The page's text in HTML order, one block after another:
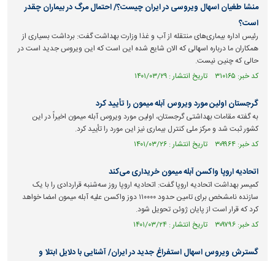
منشا طغیان اسهال ویروسی در ایران چیست؟/ احتمال مرگ در بیماران چقدر
است؟
رئیس اداره بیماری‌های منتقله از آب و غذا وزارت بهداشت گفت: برداشت بسیاری از
همکاران ما درباره اسهالی که الان شایع شده این است که این ویروس جدید است در
حالی که چنین نیست.
کد خبر: ۳۱۰۱۶۵ تاریخ انتشار : ۱۴۰۱/۰۳/۲۹
گرجستان اولین مورد ویروس آبله میمون را تأیید کرد
به گفته مقامات بهداشتی گرجستان، اولین مورد ویروس آبله میمون اخیراً در این
کشور ثبت شد و مرکز ملی کنترل بیماری نیز این مورد را تأیید کرد.
کد خبر: ۳۰۹۹۶۴ تاریخ انتشار : ۱۴۰۱/۰۳/۲۶
اتحادیه اروپا واکسن آبله میمون خریداری می‌کند
کمیسر بهداشت اتحادیه اروپا گفت: اتحادیه اروپا روز سه‌شنبه قراردادی را با یک
سازنده نامشخص برای تامین حدود ۱۱۰۰۰۰ دوز واکسن علیه آبله میمون امضا خواهد
کرد که قرار است از پایان ژوئن تحویل شود.
کد خبر: ۳۰۹۷۹۶ تاریخ انتشار : ۱۴۰۱/۰۳/۲۴
گسترش ویروس اسهال استفراغ جدید در ایران/ آشنایی با دلایل ابتلا و